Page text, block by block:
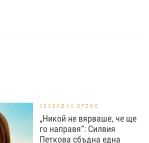
СВОБОДНО ВРЕМЕ
„Никой не вярваше, че ще
го направя“: Силвия
Петкова сбъдна една